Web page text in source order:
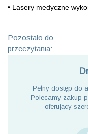
• Lasery medyczne
Pozostało do
przeczytania:
Pełny dostęp do
Polecamy zakup
oferujący